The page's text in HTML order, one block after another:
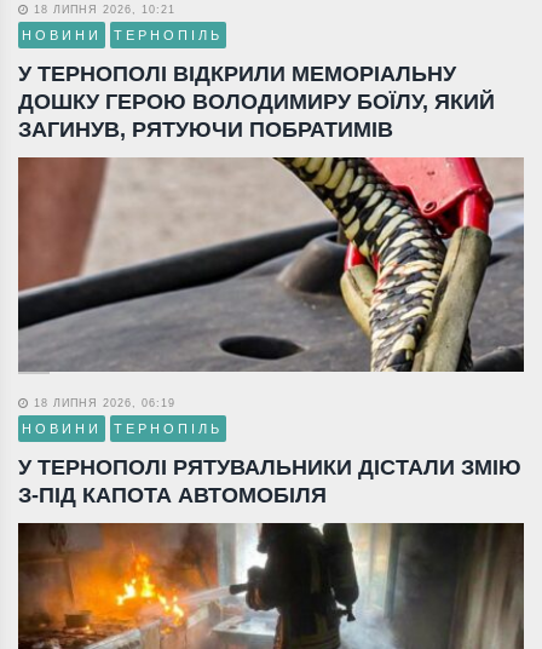
18 ЛИПНЯ 2026, 10:21
НОВИНИ ТЕРНОПІЛЬ
У ТЕРНОПОЛІ ВІДКРИЛИ МЕМОРІАЛЬНУ
ДОШКУ ГЕРОЮ ВОЛОДИМИРУ БОЇЛУ, ЯКИЙ
ЗАГИНУВ, РЯТУЮЧИ ПОБРАТИМІВ
18 ЛИПНЯ 2026, 06:19
НОВИНИ ТЕРНОПІЛЬ
У ТЕРНОПОЛІ РЯТУВАЛЬНИКИ ДІСТАЛИ ЗМІЮ
З-ПІД КАПОТА АВТОМОБІЛЯ